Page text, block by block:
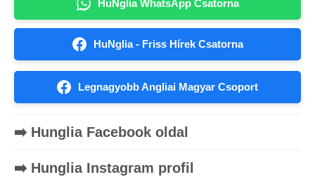
HuNglia WhatsApp Csatorna
HuNglia - Friss Hírek Csatorna
Legnagyobb Angliai Magyar Csoport
➡️ Hunglia Facebook oldal
➡️ Hunglia Instagram profil